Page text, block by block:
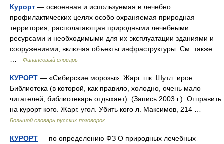
Курорт — освоенная и используемая в лечебно
профилактических целях особо охраняемая природная
территория, располагающая природными лечебными
ресурсами и необходимыми для их эксплуатации зданиями и
сооружениями, включая объекты инфраструктуры. См. также:…
Финансовый словарь
КУРОРТ — «Сибирские морозы». Жарг. шк. Шутл. ирон.
Библиотека (в которой, как правило, холодно, очень мало
читателей, библиотекарь отдыхает). (Запись 2003 г.). Отправить
на курорт кого. Жарг. угол. Убить кого л. Максимов, 214 …
Большой словарь русских поговорок
КУРОРТ — по определению ФЗ О природных лечебных